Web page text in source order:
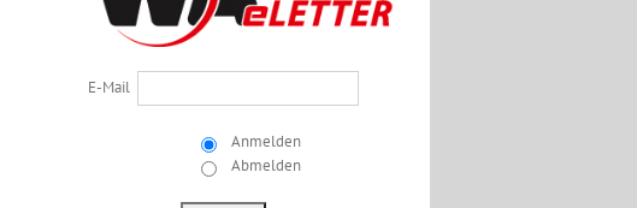
E-Mail
Anmelden
Abmelden